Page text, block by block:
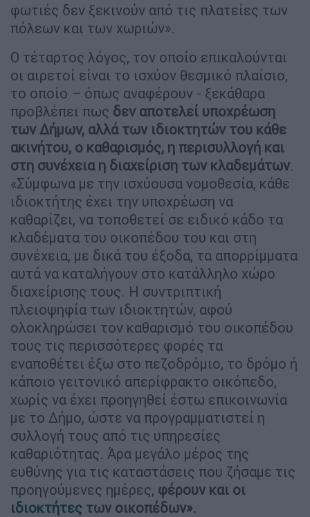
φωτιές δεν ξεκινούν από τις πλατείες των
πόλεων και των χωριών».
Ο τέταρτος λόγος, τον οποίο επικαλούνται
οι αιρετοί είναι το ισχύον θεσμικό πλαίσιο,
το οποίο – όπως αναφέρουν - ξεκάθαρα
προβλέπει πως δεν αποτελεί υποχρέωση
των Δήμων, αλλά των ιδιοκτητών του κάθε
ακινήτου, ο καθαρισμός, η περισυλλογή και
στη συνέχεια η διαχείριση των κλαδεμάτων.
«Σύμφωνα με την ισχύουσα νομοθεσία, κάθε
ιδιοκτήτης έχει την υποχρέωση να
καθαρίζει, να τοποθετεί σε ειδικό κάδο τα
κλαδέματα του οικοπέδου του και στη
συνέχεια, με δικά του έξοδα, τα απορρίμματα
αυτά να καταλήγουν στο κατάλληλο χώρο
διαχείρισης τους. Η συντριπτική
πλειοψηφία των ιδιοκτητών, αφού
ολοκληρώσει τον καθαρισμό του οικοπέδου
τους τις περισσότερες φορές τα
εναποθέτει έξω στο πεζοδρόμιο, το δρόμο ή
κάποιο γειτονικό απερίφρακτο οικόπεδο,
χωρίς να έχει προηγηθεί έστω επικοινωνία
με το Δήμο, ώστε να προγραμματιστεί η
συλλογή τους από τις υπηρεσίες
καθαριότητας. Άρα μεγάλο μέρος της
ευθύνης για τις καταστάσεις που ζήσαμε τις
προηγούμενες ημέρες, φέρουν και οι
ιδιοκτήτες των οικοπέδων».